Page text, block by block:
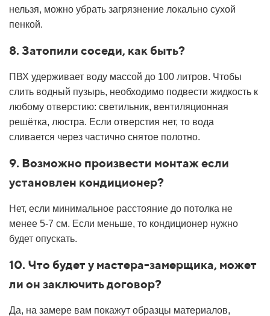
нельзя, можно убрать загрязнение локально сухой
пенкой.
8. Затопили соседи, как быть?
ПВХ удерживает воду массой до 100 литров. Чтобы
слить водный пузырь, необходимо подвести жидкость к
любому отверстию: светильник, вентиляционная
решётка, люстра. Если отверстия нет, то вода
сливается через частично снятое полотно.
9. Возможно произвести монтаж если
установлен кондиционер?
Нет, если минимальное расстояние до потолка не
менее 5-7 см. Если меньше, то кондиционер нужно
будет опускать.
10. Что будет у мастера-замерщика, может
ли он заключить договор?
Да, на замере вам покажут образцы материалов,